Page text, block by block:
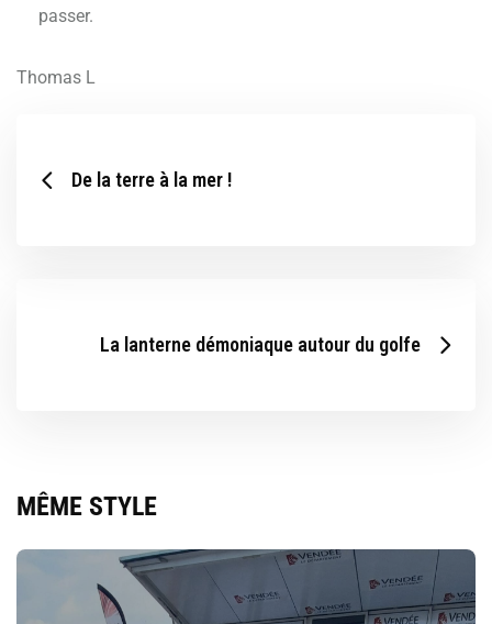
passer.
Thomas L
De la terre à la mer !
La lanterne démoniaque autour du golfe
MÊME STYLE